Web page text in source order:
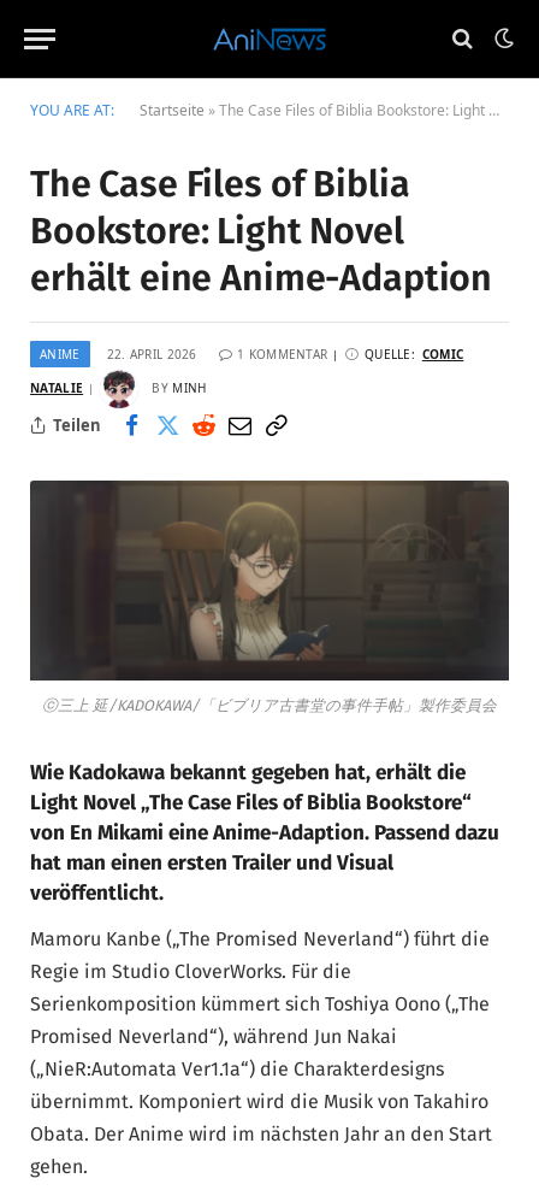
YOU ARE AT: Startseite »The Case Files of Biblia Bookstore: Light Novel erhält eine Anime-Adaption
The Case Files of Biblia
Bookstore: Light Novel
erhält eine Anime-Adaption
ANIME 22. APRIL 2026 1 KOMMENTAR QUELLE: COMIC
NATALIE
BY MINH
Teilen
ⓒ三上 延/KADOKAWA/「ビブリア古書堂の事件手帖」製作委員会
Wie Kadokawa bekannt gegeben hat, erhält die
Light Novel „The Case Files of Biblia Bookstore“
von En Mikami eine Anime-Adaption. Passend dazu
hat man einen ersten Trailer und Visual
veröffentlicht.
Mamoru Kanbe („The Promised Neverland“) führt die
Regie im Studio CloverWorks. Für die
Serienkomposition kümmert sich Toshiya Oono („The
Promised Neverland“), während Jun Nakai
(„NieR:Automata Ver1.1a“) die Charakterdesigns
übernimmt. Komponiert wird die Musik von Takahiro
Obata. Der Anime wird im nächsten Jahr an den Start
gehen.